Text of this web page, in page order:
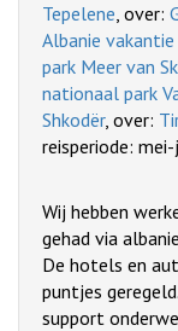
Tepelene, over:
Albanie
park Meer van
nationaal park
Shkodër, over:
reisperiode:
Wij hebben
gehad via
De hotels en
puntjes
support